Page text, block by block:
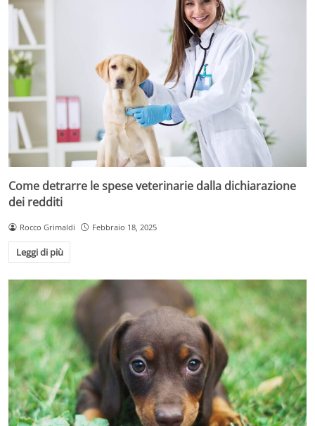
Come detrarre le spese veterinarie dalla dichiarazione
dei redditi
Rocco Grimaldi Febbraio 18, 2025
Leggi di più